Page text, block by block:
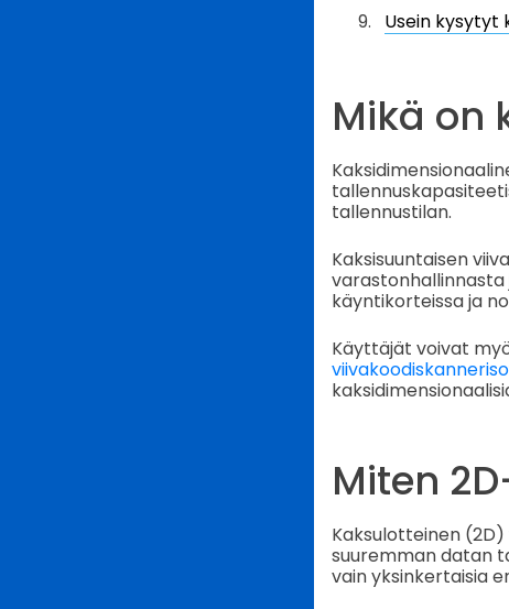
Usein kysytyt
Mikä on
tallennustilan.
Kaksisuuntaisen
varastonhallinnasta
käyntikorteissa ja
Käyttäjät voivat
Miten
Kaksulotteinen
suuremman datan
vain yksinkertaisia